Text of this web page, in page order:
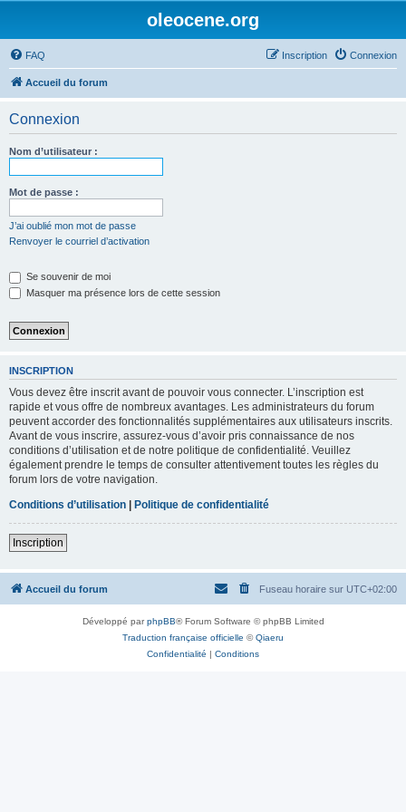
oleocene.org
FAQ Connexion
Inscription
Accueil du forum
Connexion
Nom d’utilisateur :
Mot de passe :
J’ai oublié mon mot de passe
Renvoyer le courriel d’activation
Se souvenir de moi
Masquer ma présence lors de cette session
INSCRIPTION
Vous devez être inscrit avant de pouvoir vous connecter. L’inscription est
rapide et vous offre de nombreux avantages. Les administrateurs du forum
peuvent accorder des fonctionnalités supplémentaires aux utilisateurs inscrits.
Avant de vous inscrire, assurez-vous d’avoir pris connaissance de nos
conditions d’utilisation et de notre politique de confidentialité. Veuillez
également prendre le temps de consulter attentivement toutes les règles du
forum lors de votre navigation.
Conditions d’utilisation | Politique de confidentialité
Inscription
Accueil du forum Fuseau horaire sur UTC+02:00
Développé parphpBB® Forum Software © phpBB Limited
Traduction française officielle ©Qiaeru
Confidentialité | Conditions